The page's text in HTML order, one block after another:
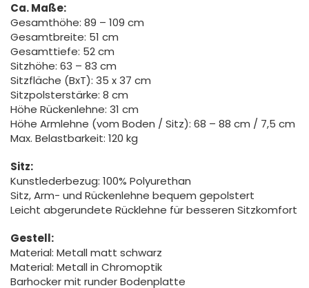
Ca. Maße:
Gesamthöhe: 89 – 109 cm
Gesamtbreite: 51 cm
Gesamttiefe: 52 cm
Sitzhöhe: 63 – 83 cm
Sitzfläche (BxT): 35 x 37 cm
Sitzpolsterstärke: 8 cm
Höhe Rückenlehne: 31 cm
Höhe Armlehne (vom Boden / Sitz): 68 – 88 cm / 7,5 cm
Max. Belastbarkeit: 120 kg
Sitz:
Kunstlederbezug: 100% Polyurethan
Sitz, Arm- und Rückenlehne bequem gepolstert
Leicht abgerundete Rücklehne für besseren Sitzkomfort
Gestell:
Material: Metall matt schwarz
Material: Metall in Chromoptik
Barhocker mit runder Bodenplatte